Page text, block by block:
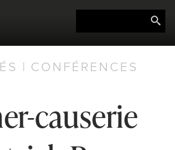
| CONFÉRENCES
causerie